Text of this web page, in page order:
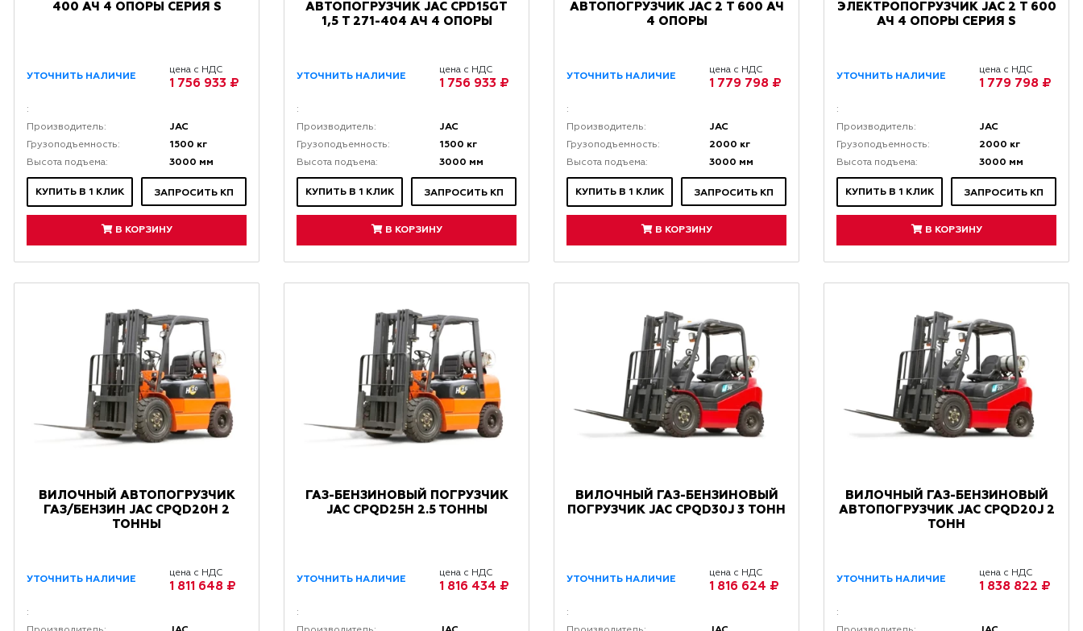
400 АЧ 4 ОПОРЫ CЕРИЯ S
УТОЧНИТЬ НАЛИЧИЕ
цена с НДС
1 756 933 ₽
:
Производитель:
JAC
Грузоподъемность: 1500 кг
Высота подъема: 3000 мм
КУПИТЬ В 1 КЛИК ЗАПРОСИТЬ КП
В КОРЗИНУ
АВТОПОГРУЗЧИК JAC CPD15GT
1,5 Т 271-404 АЧ 4 ОПОРЫ
УТОЧНИТЬ НАЛИЧИЕ
цена с НДС
1 756 933 ₽
:
Производитель:
JAC
Грузоподъемность: 1500 кг
Высота подъема: 3000 мм
КУПИТЬ В 1 КЛИК ЗАПРОСИТЬ КП
В КОРЗИНУ
АВТОПОГРУЗЧИК JAC 2 Т 600 АЧ
4 ОПОРЫ
УТОЧНИТЬ НАЛИЧИЕ
цена с НДС
1 779 798 ₽
:
Производитель:
JAC
Грузоподъемность: 2000 кг
Высота подъема: 3000 мм
КУПИТЬ В 1 КЛИК ЗАПРОСИТЬ КП
В КОРЗИНУ
ЭЛЕКТРОПОГРУЗЧИК JAC 2 Т 600
АЧ 4 ОПОРЫ СЕРИЯ S
УТОЧНИТЬ НАЛИЧИЕ
цена с НДС
1 779 798 ₽
:
Производитель:
JAC
Грузоподъемность: 2000 кг
Высота подъема: 3000 мм
КУПИТЬ В 1 КЛИК ЗАПРОСИТЬ КП
В КОРЗИНУ
ВИЛОЧНЫЙ АВТОПОГРУЗЧИК
ГАЗ/БЕНЗИН JAC CPQD20Н 2
ТОННЫ
УТОЧНИТЬ НАЛИЧИЕ
цена с НДС
1 811 648 ₽
:
ГАЗ-БЕНЗИНОВЫЙ ПОГРУЗЧИК
JAC CPQD25Н 2.5 ТОННЫ
УТОЧНИТЬ НАЛИЧИЕ
цена с НДС
1 816 434 ₽
:
ВИЛОЧНЫЙ ГАЗ-БЕНЗИНОВЫЙ
ПОГРУЗЧИК JAC CPQD30J 3 ТОНН
УТОЧНИТЬ НАЛИЧИЕ
цена с НДС
1 816 624 ₽
:
ВИЛОЧНЫЙ ГАЗ-БЕНЗИНОВЫЙ
АВТОПОГРУЗЧИК JAC CPQD20J 2
ТОНН
УТОЧНИТЬ НАЛИЧИЕ
цена с НДС
1 838 822 ₽
: